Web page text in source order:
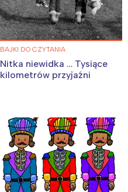
BAJKI DO CZYTANIA
Nitka niewidka … Tysiące
kilometrów przyjaźni